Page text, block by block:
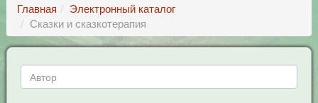
Главная
Электронный каталог
Сказки и сказкотерапия